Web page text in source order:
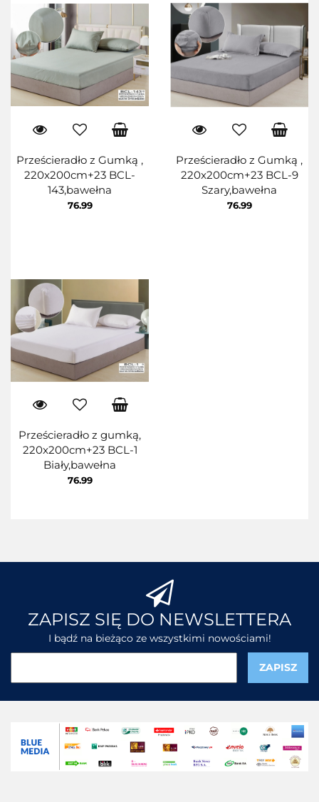
Prześcieradło z Gumką ,
220x200cm+23 BCL-
143,bawełna
76.99
Prześcieradło z Gumką ,
220x200cm+23 BCL-9
Szary,bawełna
76.99
Prześcieradło z gumką,
220x200cm+23 BCL-1
Biały,bawełna
76.99
ZAPISZ SIĘ DO NEWSLETTERA
I bądź na bieżąco ze wszystkimi nowościami!